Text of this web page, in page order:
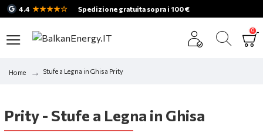
4.4 ★★★★☆ Spedizione gratuita sopra i 100 €
0
Home Stufe a Legna in Ghisa Prity
Prity - Stufe a Legna in Ghisa